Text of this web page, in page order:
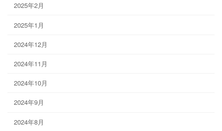
2025年2月
2025年1月
2024年12月
2024年11月
2024年10月
2024年9月
2024年8月